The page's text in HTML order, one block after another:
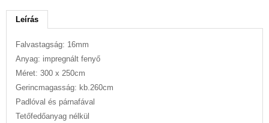
Leírás
Falvastagság: 16mm
Anyag: impregnált fenyő
Méret: 300 x 250cm
Gerincmagasság: kb.260cm
Padlóval és párnafával
Tetőfedőanyag nélkül